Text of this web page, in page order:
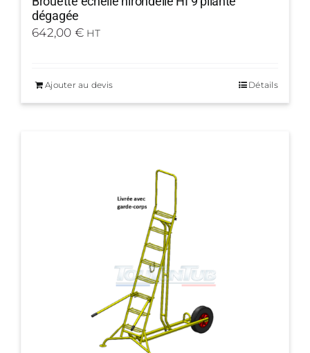
dégagée
642,00 € HT
Ajouter au devis Détails